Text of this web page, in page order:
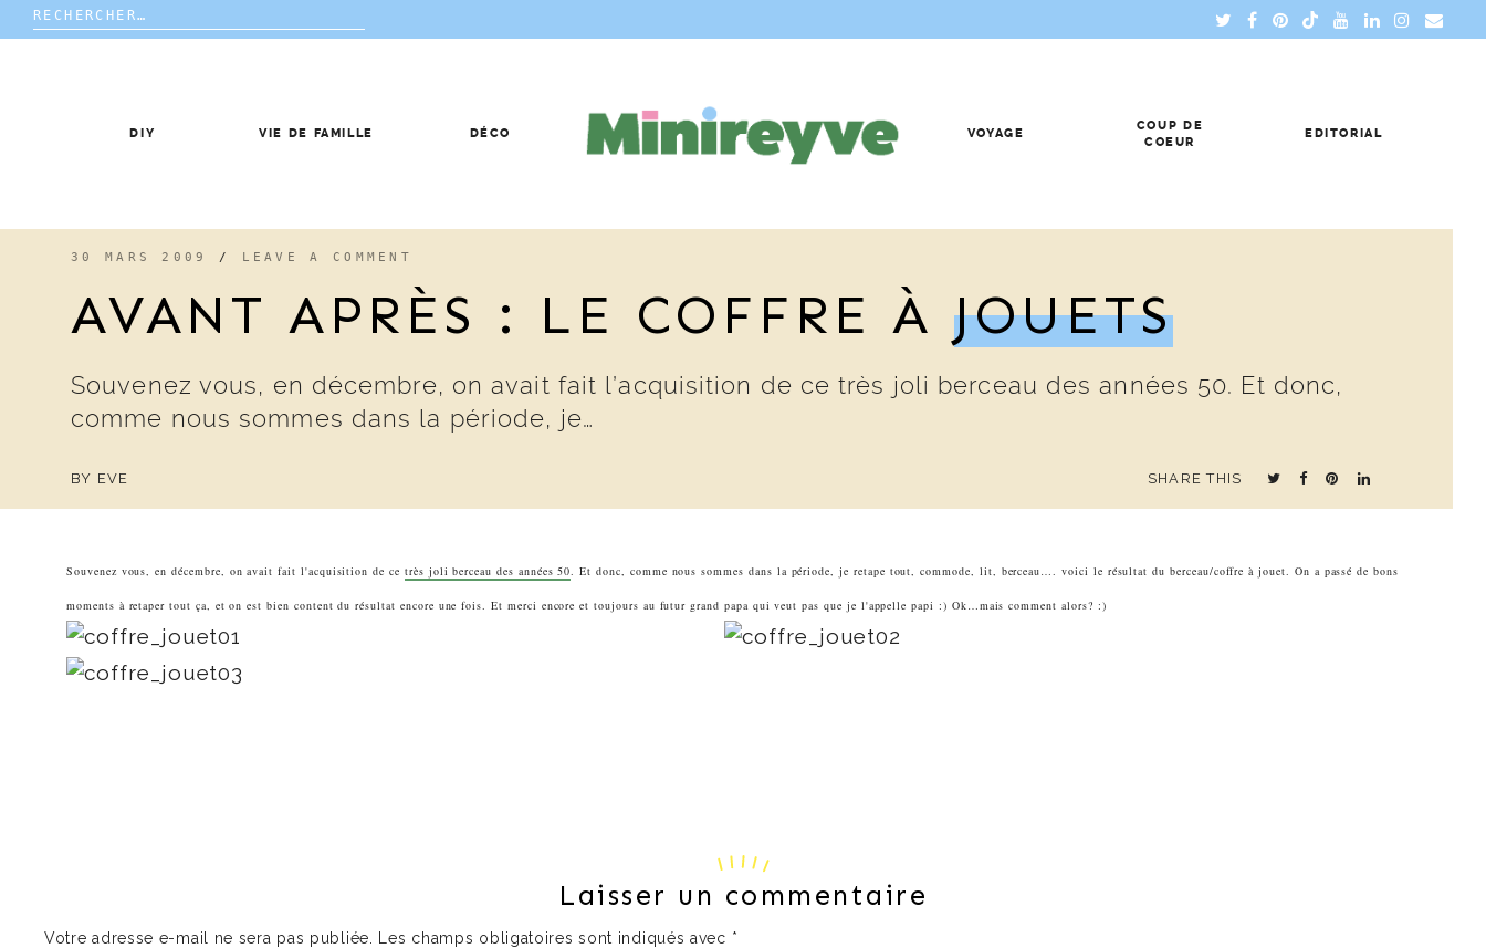
Rechercher :
DIY VIE DE FAMILLE DÉCO VOYAGE
COUP DE
COEUR
EDITORIAL
30 MARS 2009 / LEAVE A COMMENT
AVANT APRÈS : LE COFFRE À JOUETS
Souvenez vous, en décembre, on avait fait l’acquisition de ce très joli berceau des années 50. Et donc,
comme nous sommes dans la période, je…
BY EVE SHARE THIS
Souvenez vous, en décembre, on avait fait l'acquisition de ce très joli berceau des années 50. Et donc, comme nous sommes dans la période, je retape tout, commode, lit, berceau…. voici le résultat du berceau/coffre à jouet. On a passé de bons
moments à retaper tout ça, et on est bien content du résultat encore une fois. Et merci encore et toujours au futur grand papa qui veut pas que je l'appelle papi :) Ok…mais comment alors? :)
Laisser un commentaire
Votre adresse e-mail ne sera pas publiée. Les champs obligatoires sont indiqués avec *